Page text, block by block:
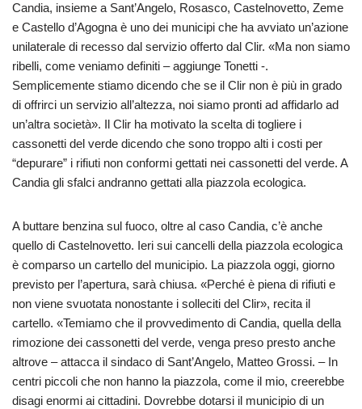
Candia, insieme a Sant’Angelo, Rosasco, Castelnovetto, Zeme
e Castello d’Agogna è uno dei municipi che ha avviato un’azione
unilaterale di recesso dal servizio offerto dal Clir. «Ma non siamo
ribelli, come veniamo definiti – aggiunge Tonetti -.
Semplicemente stiamo dicendo che se il Clir non è più in grado
di offrirci un servizio all’altezza, noi siamo pronti ad affidarlo ad
un’altra società». Il Clir ha motivato la scelta di togliere i
cassonetti del verde dicendo che sono troppo alti i costi per
“depurare” i rifiuti non conformi gettati nei cassonetti del verde. A
Candia gli sfalci andranno gettati alla piazzola ecologica.
A buttare benzina sul fuoco, oltre al caso Candia, c’è anche
quello di Castelnovetto. Ieri sui cancelli della piazzola ecologica
è comparso un cartello del municipio. La piazzola oggi, giorno
previsto per l’apertura, sarà chiusa. «Perché è piena di rifiuti e
non viene svuotata nonostante i solleciti del Clir», recita il
cartello. «Temiamo che il provvedimento di Candia, quella della
rimozione dei cassonetti del verde, venga preso presto anche
altrove – attacca il sindaco di Sant’Angelo, Matteo Grossi. – In
centri piccoli che non hanno la piazzola, come il mio, creerebbe
disagi enormi ai cittadini. Dovrebbe dotarsi il municipio di un